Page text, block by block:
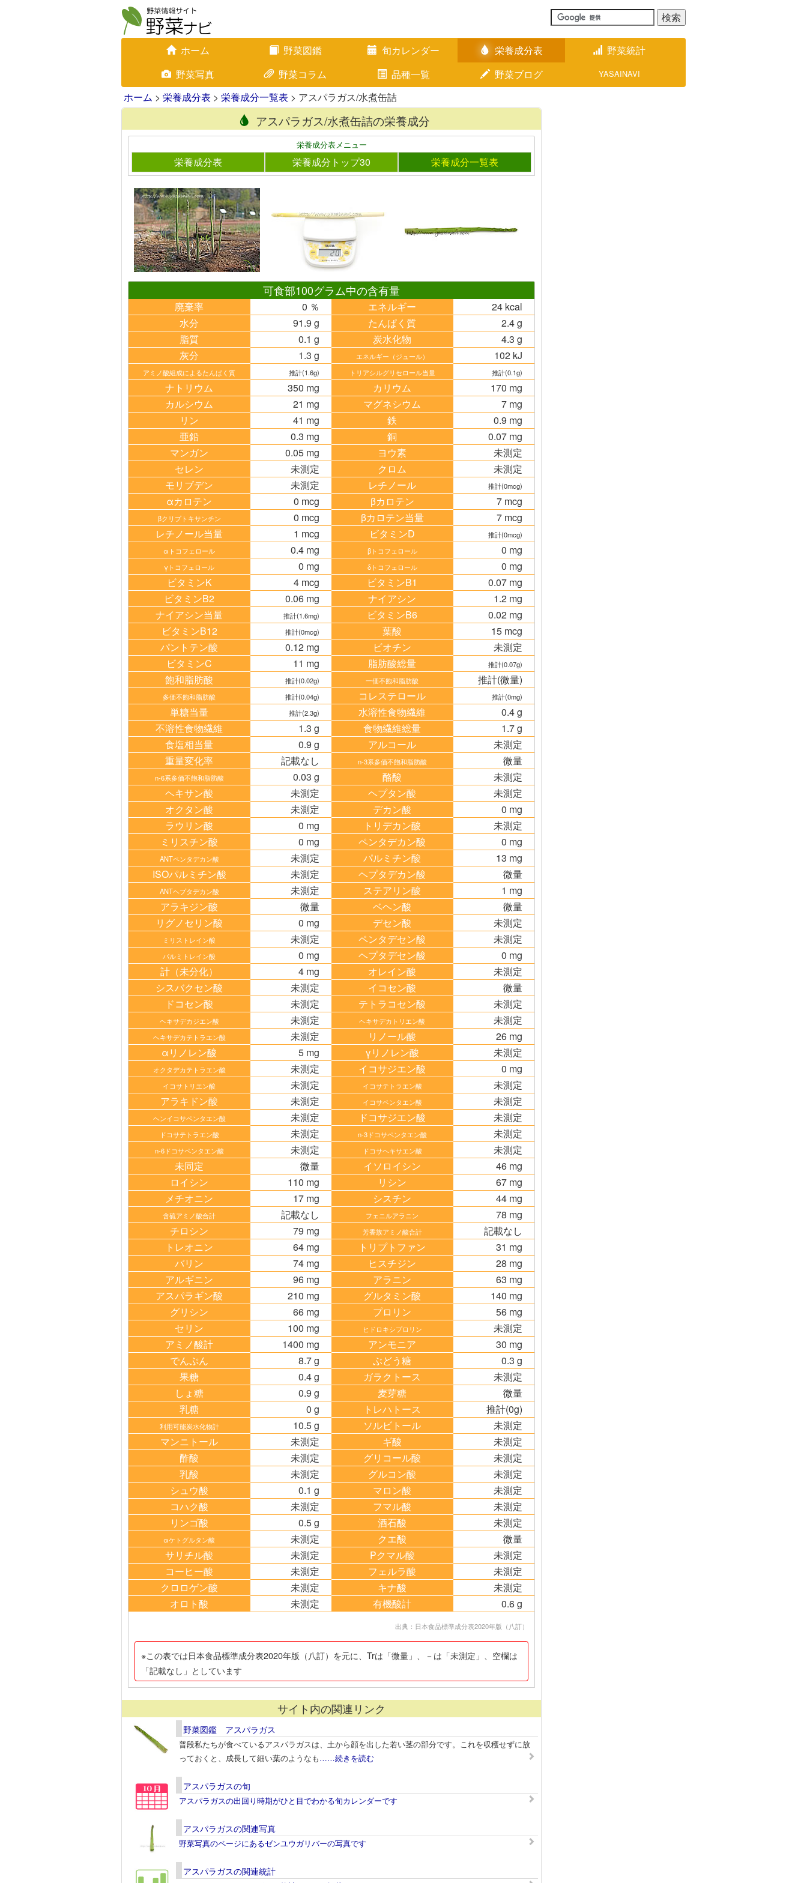
ホーム 野菜図鑑 旬カレンダー 栄養成分表
野菜統計
野菜写真
野菜コラム 品種一覧 野菜ブログ YASAINAVI
ホーム > 栄養成分表 > 栄養成分一覧表 > アスパラガス/水煮缶詰
アスパラガス/水煮缶詰の栄養成分
栄養成分表メニュー
栄養成分表 栄養成分トップ30 栄養成分一覧表
可食部100グラム中の含有量
廃棄率 0 ％ エネルギー
24 kcal
水分
91.9 g たんぱく質
2.4 g
脂質
0.1 g 炭水化物
4.3 g
灰分
1.3 g エネルギー（ジュール） 102 kJ
アミノ酸組成によるたんぱく質 推計(1.6g) トリアシルグリセロール当量 推計(0.1g)
ナトリウム 350 mg カリウム
170 mg
カルシウム
21 mg マグネシウム
7 mg
リン
41 mg 鉄
0.9 mg
亜鉛
0.3 mg 銅
0.07 mg
マンガン
0.05 mg ヨウ素
未測定
セレン
未測定 クロム
未測定
モリブデン
未測定 レチノール 推計(0mcg)
αカロテン 0 mcg βカロテン 7 mcg
βクリプトキサンチン 0 mcg βカロテン当量
7 mcg
レチノール当量
1 mcg ビタミンD
推計(0mcg)
αトコフェロール
0.4 mg βトコフェロール 0 mg
γトコフェロール 0 mg δトコフェロール
0 mg
ビタミンK
4 mcg ビタミンB1
0.07 mg
ビタミンB2
0.06 mg ナイアシン
1.2 mg
ナイアシン当量
推計(1.6mg) ビタミンB6
0.02 mg
ビタミンB12
推計(0mcg) 葉酸
15 mcg
パントテン酸
0.12 mg ビオチン
未測定
ビタミンC
11 mg 脂肪酸総量 推計(0.07g)
飽和脂肪酸 推計(0.02g) 一価不飽和脂肪酸 推計(微量)
多価不飽和脂肪酸 推計(0.04g) コレステロール 推計(0mg)
単糖当量 推計(2.3g) 水溶性食物繊維
0.4 g
不溶性食物繊維
1.3 g 食物繊維総量
1.7 g
食塩相当量
0.9 g アルコール
未測定
重量変化率
記載なし n-3系多価不飽和脂肪酸 微量
n-6系多価不飽和脂肪酸 0.03 g 酪酸
未測定
ヘキサン酸
未測定 ヘプタン酸
未測定
オクタン酸
未測定 デカン酸
0 mg
ラウリン酸
0 mg トリデカン酸
未測定
ミリスチン酸
0 mg ペンタデカン酸 0 mg
ANTペンタデカン酸 未測定 パルミチン酸
13 mg
ISOパルミチン酸
未測定 ヘプタデカン酸 微量
ANTヘプタデカン酸 未測定 ステアリン酸
1 mg
アラキジン酸
微量 ベヘン酸
微量
リグノセリン酸
0 mg デセン酸 未測定
ミリストレイン酸 未測定 ペンタデセン酸 未測定
パルミトレイン酸 0 mg ヘプタデセン酸
0 mg
計（未分化）
4 mg オレイン酸
未測定
シスバクセン酸
未測定 イコセン酸
微量
ドコセン酸
未測定 テトラコセン酸 未測定
ヘキサデカジエン酸 未測定 ヘキサデカトリエン酸 未測定
ヘキサデカテトラエン酸 未測定 リノール酸
26 mg
αリノレン酸
5 mg γリノレン酸 未測定
オクタデカテトラエン酸 未測定 イコサジエン酸 0 mg
イコサトリエン酸 未測定 イコサテトラエン酸
未測定
アラキドン酸
未測定 イコサペンタエン酸 未測定
ヘンイコサペンタエン酸 未測定 ドコサジエン酸 未測定
ドコサテトラエン酸 未測定 n-3ドコサペンタエン酸 未測定
n-6ドコサペンタエン酸 未測定 ドコサヘキサエン酸
未測定
未同定
微量 イソロイシン
46 mg
ロイシン
110 mg リシン
67 mg
メチオニン
17 mg シスチン 44 mg
含硫アミノ酸合計 記載なし フェニルアラニン
78 mg
チロシン
79 mg 芳香族アミノ酸合計
記載なし
トレオニン
64 mg トリプトファン
31 mg
バリン
74 mg ヒスチジン
28 mg
アルギニン
96 mg アラニン
63 mg
アスパラギン酸
210 mg グルタミン酸
140 mg
グリシン
66 mg プロリン
56 mg
セリン
100 mg ヒドロキシプロリン
未測定
アミノ酸計
1400 mg アンモニア
30 mg
でんぷん
8.7 g ぶどう糖
0.3 g
果糖
0.4 g ガラクトース
未測定
しょ糖
0.9 g 麦芽糖
微量
乳糖
0 g トレハトース 推計(0g)
利用可能炭水化物計 10.5 g ソルビトール
未測定
マンニトール
未測定 ギ酸
未測定
酢酸
未測定 グリコール酸
未測定
乳酸
未測定 グルコン酸
未測定
シュウ酸
0.1 g マロン酸
未測定
コハク酸
未測定 フマル酸
未測定
リンゴ酸
0.5 g 酒石酸 未測定
αケトグルタン酸 未測定 クエ酸
微量
サリチル酸
未測定 Pクマル酸
未測定
コーヒー酸
未測定 フェルラ酸
未測定
クロロゲン酸
未測定 キナ酸
未測定
オロト酸
未測定 有機酸計 0.6 g
出典：日本食品標準成分表2020年版（八訂）
※この表では日本食品標準成分表2020年版（八訂）を元に、Trは「微量」、－は「未測定」、空欄は
「記載なし」としています
サイト内の関連リンク
野菜図鑑 アスパラガス
普段私たちが食べているアスパラガスは、土から顔を出した若い茎の部分です。これを収穫せずに放
っておくと、成長して細い葉のようなも……続きを読む
アスパラガスの旬
アスパラガスの出回り時期がひと目でわかる旬カレンダーです
アスパラガスの関連写真
野菜写真のページにあるゼンユウガリバーの写真です
アスパラガスの関連統計